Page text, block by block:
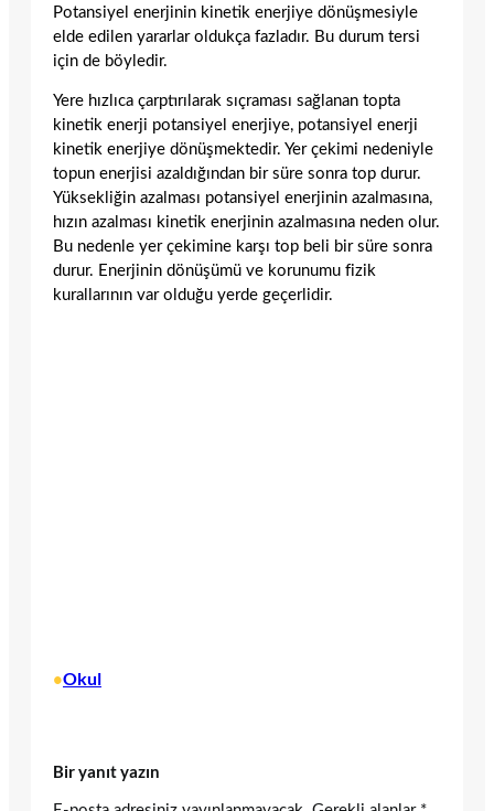
Potansiyel enerjinin kinetik enerjiye dönüşmesiyle
elde edilen yararlar oldukça fazladır. Bu durum tersi
için de böyledir.
Yere hızlıca çarptırılarak sıçraması sağlanan topta
kinetik enerji potansiyel enerjiye, potansiyel enerji
kinetik enerjiye dönüşmektedir. Yer çekimi nedeniyle
topun enerjisi azaldığından bir süre sonra top durur.
Yüksekliğin azalması potansiyel enerjinin azalmasına,
hızın azalması kinetik enerjinin azalmasına neden olur.
Bu nedenle yer çekimine karşı top beli bir süre sonra
durur. Enerjinin dönüşümü ve korunumu fizik
kurallarının var olduğu yerde geçerlidir.
•Okul
Bir yanıt yazın